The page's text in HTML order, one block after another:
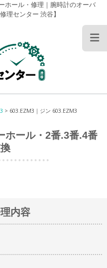
ホール・修理｜腕時計のオーバ
理センター 渋谷】
> 603.EZM3｜ジン 603.EZM3
ホール・2番.3番.4番
内容